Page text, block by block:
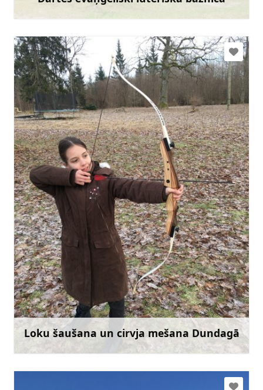
Uzzināt vairāk
Loku šaušana un cirvja mešana Dundagā
dundagaaxearchery@gmail.com
+371 29561885
Doties
Uzzināt vairāk